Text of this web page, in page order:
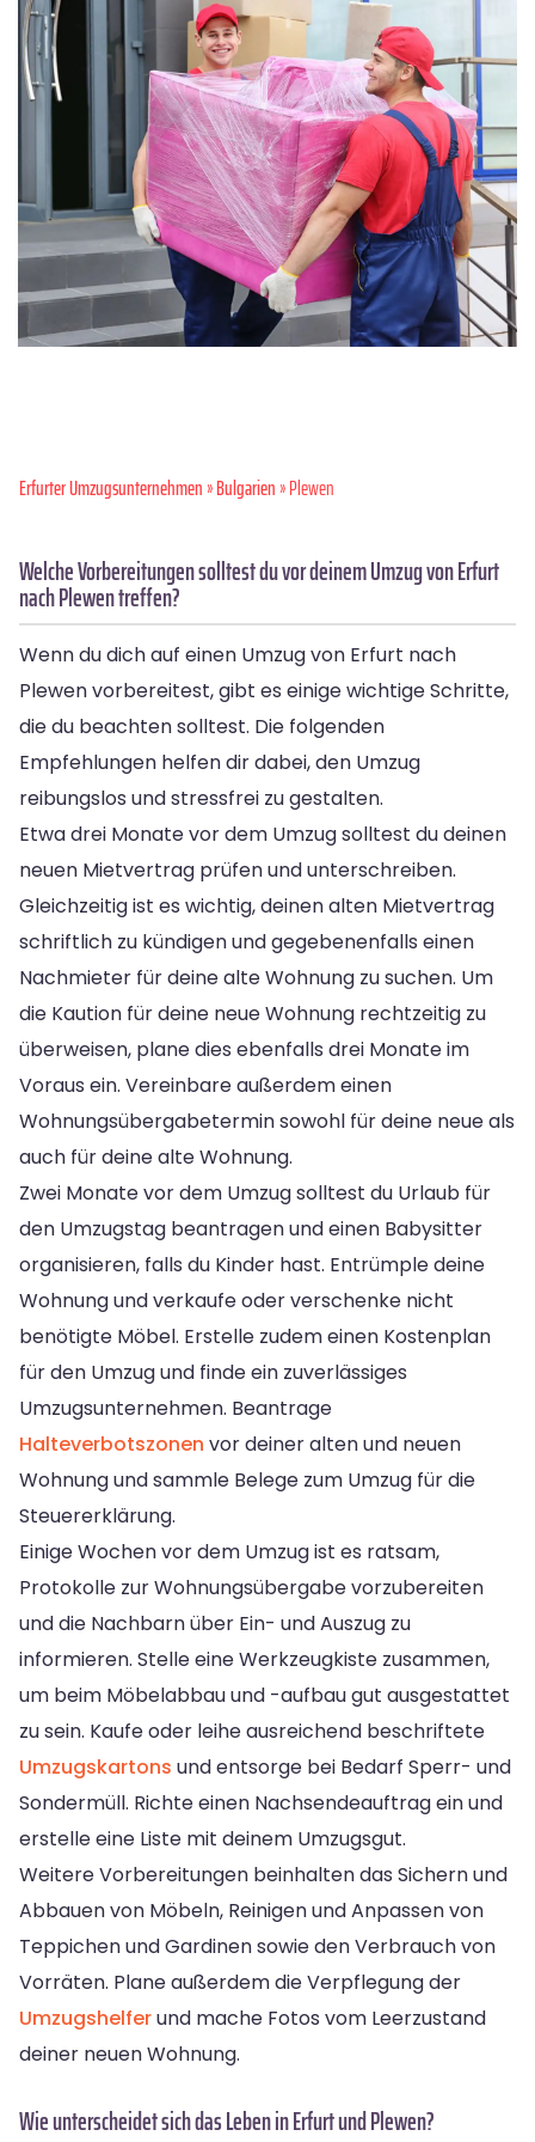
Erfurter Umzugsunternehmen»Bulgarien» Plewen
Welche Vorbereitungen solltest du vor deinem Umzug von Erfurt
nach Plewen treffen?
Wenn du dich auf einen Umzug von Erfurt nach
Plewen vorbereitest, gibt es einige wichtige Schritte,
die du beachten solltest. Die folgenden
Empfehlungen helfen dir dabei, den Umzug
reibungslos und stressfrei zu gestalten.
Etwa drei Monate vor dem Umzug solltest du deinen
neuen Mietvertrag prüfen und unterschreiben.
Gleichzeitig ist es wichtig, deinen alten Mietvertrag
schriftlich zu kündigen und gegebenenfalls einen
Nachmieter für deine alte Wohnung zu suchen. Um
die Kaution für deine neue Wohnung rechtzeitig zu
überweisen, plane dies ebenfalls drei Monate im
Voraus ein. Vereinbare außerdem einen
Wohnungsübergabetermin sowohl für deine neue als
auch für deine alte Wohnung.
Zwei Monate vor dem Umzug solltest du Urlaub für
den Umzugstag beantragen und einen Babysitter
organisieren, falls du Kinder hast. Entrümple deine
Wohnung und verkaufe oder verschenke nicht
benötigte Möbel. Erstelle zudem einen Kostenplan
für den Umzug und finde ein zuverlässiges
Umzugsunternehmen. Beantrage
Halteverbotszonen vor deiner alten und neuen
Wohnung und sammle Belege zum Umzug für die
Steuererklärung.
Einige Wochen vor dem Umzug ist es ratsam,
Protokolle zur Wohnungsübergabe vorzubereiten
und die Nachbarn über Ein- und Auszug zu
informieren. Stelle eine Werkzeugkiste zusammen,
um beim Möbelabbau und -aufbau gut ausgestattet
zu sein. Kaufe oder leihe ausreichend beschriftete
Umzugskartons und entsorge bei Bedarf Sperr- und
Sondermüll. Richte einen Nachsendeauftrag ein und
erstelle eine Liste mit deinem Umzugsgut.
Weitere Vorbereitungen beinhalten das Sichern und
Abbauen von Möbeln, Reinigen und Anpassen von
Teppichen und Gardinen sowie den Verbrauch von
Vorräten. Plane außerdem die Verpflegung der
Umzugshelferund mache Fotos vom Leerzustand
deiner neuen Wohnung.
Wie unterscheidet sich das Leben in Erfurt und Plewen?